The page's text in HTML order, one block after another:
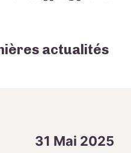
actualités
31 Mai 2025